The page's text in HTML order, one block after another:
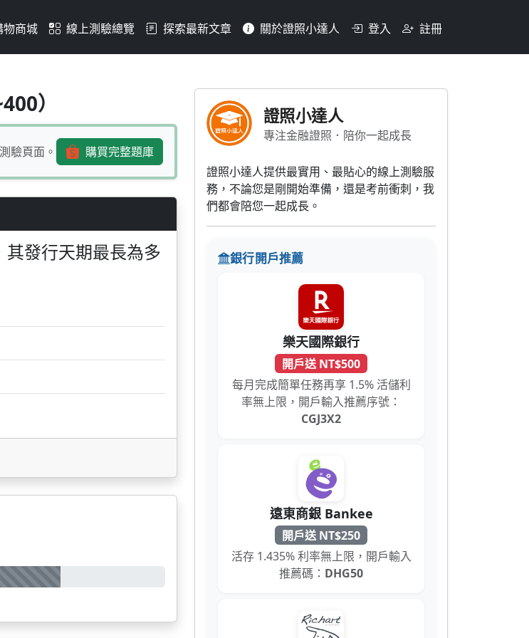
物商城 線上測驗總覽 探索最新文章 關於證照小達人 登入 註冊
轉讓定期存單，其發行天期最長為多
）
驗頁面。 購買完整題庫
發行天期最長為多
證照小達人
專注金融證照．陪你一起成長
證照小達人提供最實用、最貼心的線上測驗服
務，不論您是剛開始準備，還是考前衝刺，我
們都會陪您一起成長。
銀行開戶推薦
樂天國際銀行
開戶送 NT$500
每月完成簡單任務再享 1.5% 活儲利
率無上限，開戶輸入推薦序號：
CGJ3X2
遠東商銀 Bankee
開戶送 NT$250
活存 1.435% 利率無上限，開戶輸入
推薦碼： DHG50